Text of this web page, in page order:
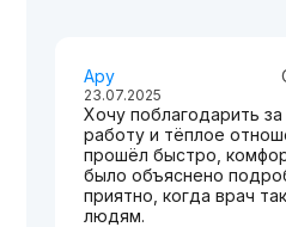
Ару
23.07.2025
Хочу поблагодарить
работу и тёплое
прошёл быстро,
было объяснено
приятно, когда врач
людям.